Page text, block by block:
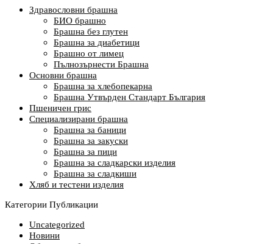
Здравословни брашна
БИО брашно
Брашна без глутен
Брашна за диабетици
Брашно от лимец
Пълнозърнести Брашна
Основни брашна
Брашна за хлебопекарна
Брашна Утвърден Стандарт България
Пшеничен грис
Специализирани брашна
Брашна за баници
Брашна за закуски
Брашна за пици
Брашна за сладкарски изделия
Брашна за сладкиши
Хляб и тестени изделия
Категории Публикации
Uncategorized
Новини